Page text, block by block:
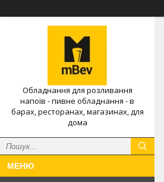
Обладнання для розливання
напоїв - пивне обладнання - в
барах, ресторанах, магазинах, для
дома